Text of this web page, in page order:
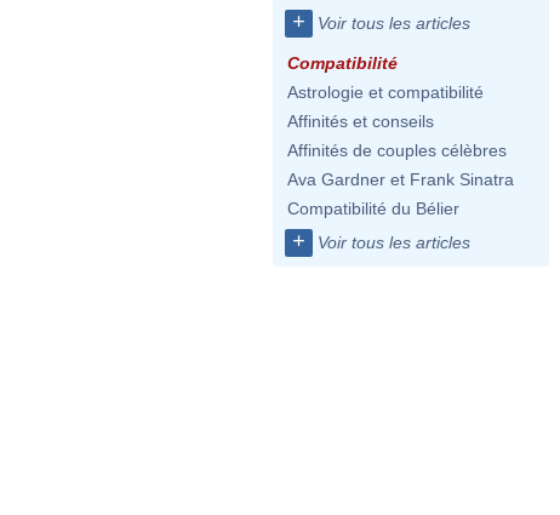
+ Voir tous les articles
Compatibilité
Astrologie et compatibilité
Affinités et conseils
Affinités de couples célèbres
Ava Gardner et Frank Sinatra
Compatibilité du Bélier
+ Voir tous les articles